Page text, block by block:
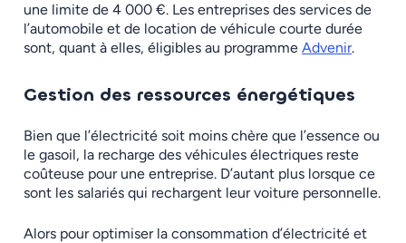
une limite de 4 000 €. Les entreprises des services de
l’automobile et de location de véhicule courte durée
sont, quant à elles, éligibles au programme Advenir.
Gestion des ressources énergétiques
Bien que l’électricité soit moins chère que l’essence ou
le gasoil, la recharge des véhicules électriques reste
coûteuse pour une entreprise. D’autant plus lorsque ce
sont les salariés qui rechargent leur voiture personnelle.
Alors pour optimiser la consommation d’électricité et